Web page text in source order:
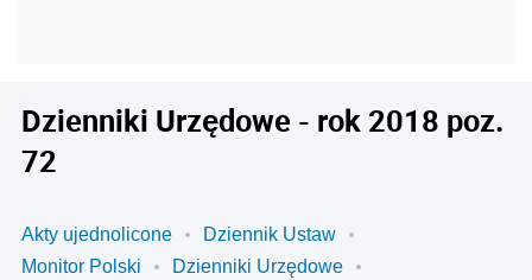
Dzienniki Urzędowe - rok 2018 poz.
72
Akty ujednolicone
Dziennik Ustaw
Monitor Polski
Dzienniki Urzędowe